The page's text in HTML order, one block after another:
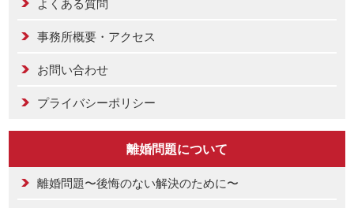
事務所概要・アクセス
お問い合わせ
プライバシーポリシー
離婚問題について
離婚問題〜後悔のない解決のために〜